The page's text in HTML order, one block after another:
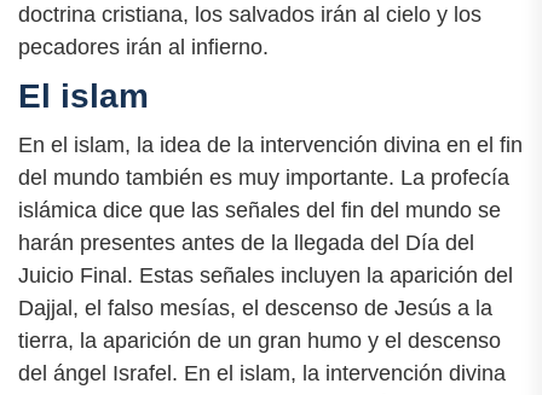
doctrina cristiana, los salvados irán al cielo y los
pecadores irán al infierno.
El islam
En el islam, la idea de la intervención divina en el fin
del mundo también es muy importante. La profecía
islámica dice que las señales del fin del mundo se
harán presentes antes de la llegada del Día del
Juicio Final. Estas señales incluyen la aparición del
Dajjal, el falso mesías, el descenso de Jesús a la
tierra, la aparición de un gran humo y el descenso
del ángel Israfel. En el islam, la intervención divina